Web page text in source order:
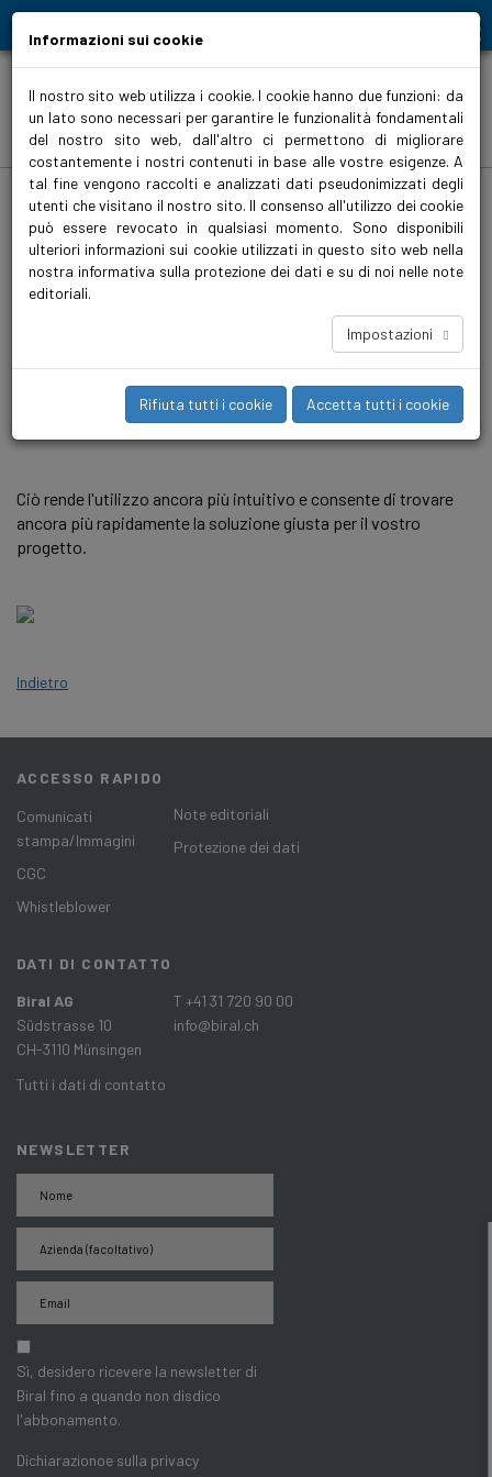
News
Home > News > Attualità > Biral PumpSelector nella versione 6 – ancora più
Biral PumpSelector nella versione 6 –
ancora più intuitivo
15/09/2025
Biral PumpSelector è ora disponibile nella versione aggiornata
6. Le funzioni collaudate non sono cambiate: potete
come sempre. Tuttavia, l'interfaccia è stata rinnovata: più
moderna, ordinata e molto più intuitiva.
Ciò rende l'utilizzo ancora più intuitivo e consente di trovare
ancora più rapidamente la soluzione giusta per il vostro
progetto.
Indietro
ACCESSO RAPIDO
Comunicati
stampa/Immagini
CGC
Whistleblower
Note editoriali
Protezione dei dati
DATI DI CONTATTO
Biral AG
Südstrasse 10
CH-3110 Münsingen
Tutti i dati di contatto
T +41 31 720 90 00
info@biral.ch
NEWSLETTER
Sì, desidero ricevere la newsletter di
Biral fino a quando non disdico
l'abbonamento.
Dichiarazionoe sulla privacy
Informazioni sui cookie
Il nostro sito web utilizza i cookie. I cookie hanno due funzioni: da
un lato sono necessari per garantire le funzionalità fondamentali
del nostro sito web, dall'altro ci permettono di migliorare
costantemente i nostri contenuti in base alle vostre esigenze. A
tal fine vengono raccolti e analizzati dati pseudonimizzati degli
utenti che visitano il nostro sito. Il consenso all'utilizzo dei cookie
può essere revocato in qualsiasi momento. Sono disponibili
ulteriori informazioni sui cookie utilizzati in questo sito web nella
nostra informativa sulla protezione dei dati e su di noi nelle note
editoriali.
Impostazioni
Rifiuta tutti i cookie Accetta tutti i cookie